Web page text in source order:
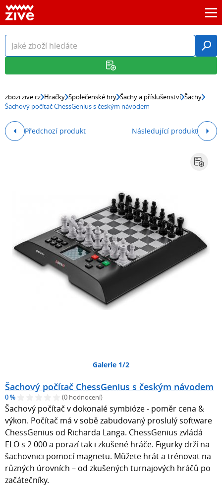
zbozi.zive.cz Hračky Společenské hry Šachy a příslušenství Šachy
Šachový počítač ChessGenius s českým návodem
Předchozí produkt Následující produkt
Galerie 1/2
Šachový počítač ChessGenius s českým návodem
0 % (0 hodnocení)
Šachový počítač v dokonalé symbióze - poměr cena &
výkon. Počítač má v sobě zabudovaný proslulý software
ChessGenius od Richarda Langa. ChessGenius zvládá
ELO s 2 000 a porazí tak i zkušené hráče. Figurky drží na
šachovnici pomocí magnetu. Můžete hrát a trénovat na
různých úrovních – od zkušených turnajových hráčů po
začátečníky.